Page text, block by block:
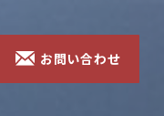
お問い合わせ